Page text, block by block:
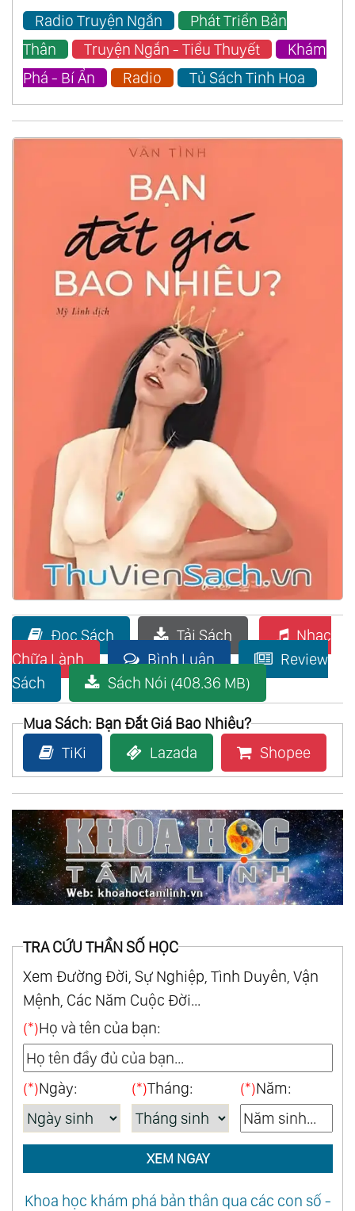
Radio Truyện Ngắn
Phát Triển Bản
Thân
Truyện Ngắn - Tiểu Thuyết
Khám
Phá - Bí Ẩn
Radio Tủ Sách Tinh Hoa
Đọc Sách Tải Sách
Nhạc
Chữa Lành
Bình Luận
Review
Sách
Sách Nói (408.36 MB)
Mua Sách: Bạn Đắt Giá Bao Nhiêu?
TiKi
Lazada Shopee
TRA CỨU THẦN SỐ HỌC
Xem Đường Đời, Sự Nghiệp, Tình Duyên, Vận
Mệnh, Các Năm Cuộc Đời...
(*)Họ và tên của bạn:
(*)Ngày: (*)Tháng: (*)Năm:
XEM NGAY
Khoa học khám phá bản thân qua các con số -